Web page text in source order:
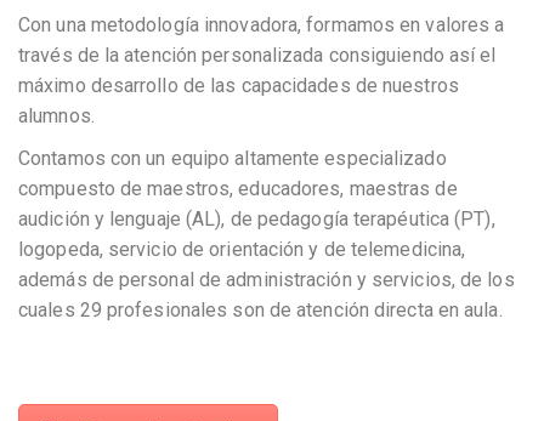
Con una metodología innovadora, formamos en valores a
través de la atención personalizada consiguiendo así el
máximo desarrollo de las capacidades de nuestros
alumnos.
Contamos con un equipo altamente especializado
compuesto de maestros, educadores, maestras de
audición y lenguaje (AL), de pedagogía terapéutica (PT),
logopeda, servicio de orientación y de telemedicina,
además de personal de administración y servicios, de los
cuales 29 profesionales son de atención directa en aula.